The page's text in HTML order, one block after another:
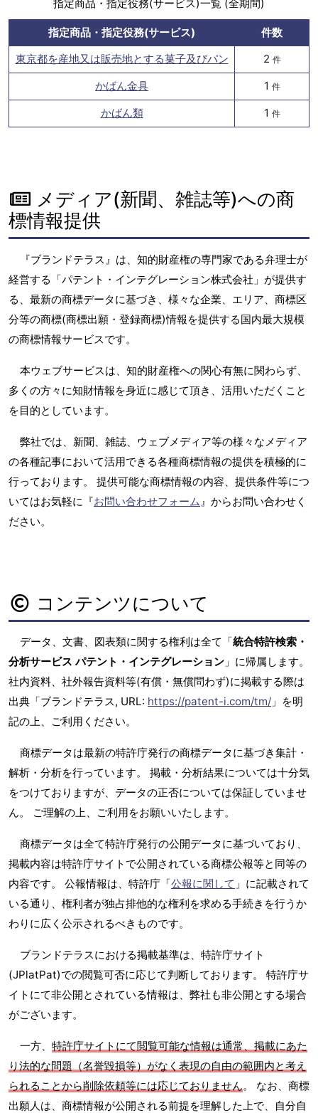
指定商品・指定役務(サービス)一覧 (全期間)
指定商品・指定役務(サービス)
件数
東京都を産地又は販売地とする菓子及びパン
2 件
かばん金具 1 件
かばん類 1 件
メディア(新聞、雑誌等)への商
標情報提供
『ブランドテラス』は、知的財産権の専門家である弁理士が
経営する「パテント・インテグレーション株式会社」が提供す
る、最新の商標データに基づき、様々な企業、エリア、商標区
分等の商標(商標出願・登録商標)情報を提供する国内最大規模
の商標情報サービスです。
本ウェブサービスは、知的財産権への関心有無に関わらず、
多くの方々に知財情報を身近に感じて頂き、活用いただくこと
を目的としています。
弊社では、新聞、雑誌、ウェブメディア等の様々なメディア
の各種記事において活用できる各種商標情報の提供を積極的に
行っております。 提供可能な商標情報の内容、提供条件等につ
いてはお気軽に『お問い合わせフォーム 』からお問い合わせく
ださい。
コンテンツについて
データ、文書、図表類に関する権利は全て「統合特許検索・
分析サービス パテント・インテグレーション 」に帰属します。
社内資料、社外報告資料等(有償・無償問わず)に掲載する際は
出典「ブランドテラス, URL: https://patent-i.com/tm/ 」を明
記の上、ご利用ください。
商標データは最新の特許庁発行の商標データに基づき集計・
解析・分析を行っています。 掲載・分析結果については十分気
をつけておりますが、データの正否については保証していませ
ん。 ご理解の上、ご利用をお願いいたします。
商標データは全て特許庁発行の公開データに基づいており、
掲載内容は特許庁サイトで公開されている商標公報等と同等の
内容です。 公報情報は、特許庁「公報に関して 」に記載されて
いる通り、権利者が独占排他的な権利を求める手続きを行うか
わりに広く公示されるべきものです。
ブランドテラスにおける掲載基準は、特許庁サイト
(JPlatPat)での閲覧可否に応じて判断しております。 特許庁サ
イトにて非公開とされている情報は、弊社も非公開とする場合
がございます。
一方、 特許庁サイトにて閲覧可能な情報は通常、掲載にあた
り法的な問題（名誉毀損等）がなく表現の自由の範囲内と考え
られることから削除依頼等には応じておりません。 なお、商標
出願人は、商標情報が公開される前提を理解した上で、自分自